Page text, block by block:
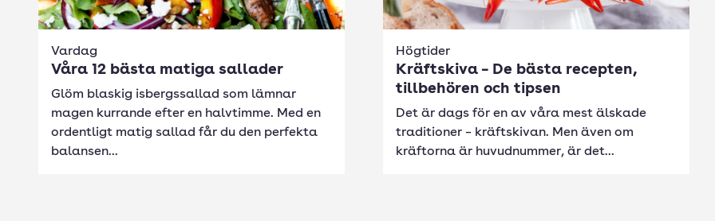
Vardag
Våra 12 bästa matiga sallader
Glöm blaskig isbergssallad som lämnar
magen kurrande efter en halvtimme. Med en
ordentligt matig sallad får du den perfekta
balansen...
Högtider
Kräftskiva – De bästa recepten,
tillbehören och tipsen
Det är dags för en av våra mest älskade
traditioner – kräftskivan. Men även om
kräftorna är huvudnummer, är det...